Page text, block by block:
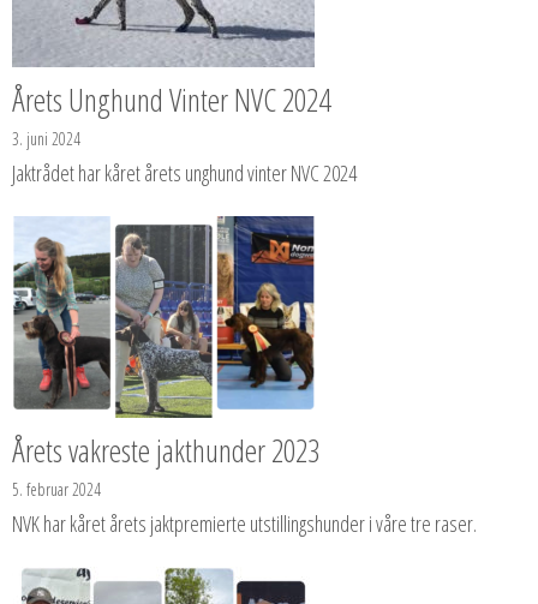
Årets Unghund Vinter NVC 2024
3. juni 2024
Jaktrådet har kåret årets unghund vinter NVC 2024
Årets vakreste jakthunder 2023
5. februar 2024
NVK har kåret årets jaktpremierte utstillingshunder i våre tre raser.